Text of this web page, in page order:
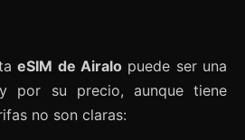
eSIM de Airalopuede ser una
por su precio, aunque tiene
no son claras: